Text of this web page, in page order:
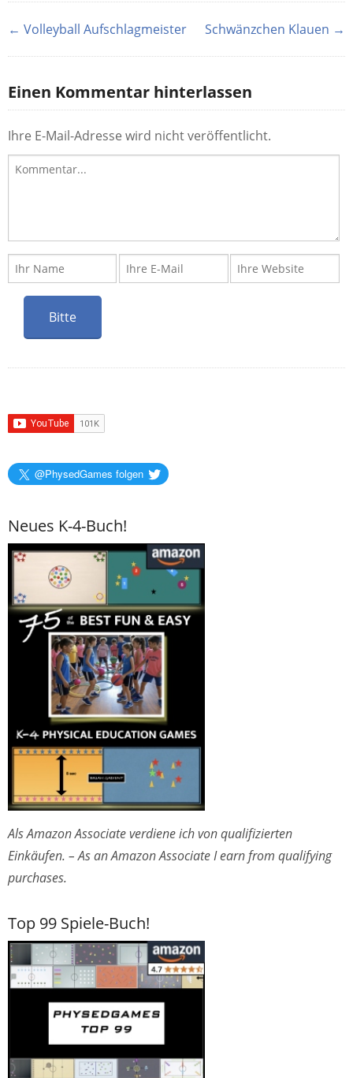
← Volleyball Aufschlagmeister Schwänzchen Klauen →
Einen Kommentar hinterlassen
Ihre E-Mail-Adresse wird nicht veröffentlicht.
@PhysedGames folgen
Neues K-4-Buch!
Als Amazon Associate verdiene ich von qualifizierten
Einkäufen. – As an Amazon Associate I earn from qualifying
purchases.
Top 99 Spiele-Buch!